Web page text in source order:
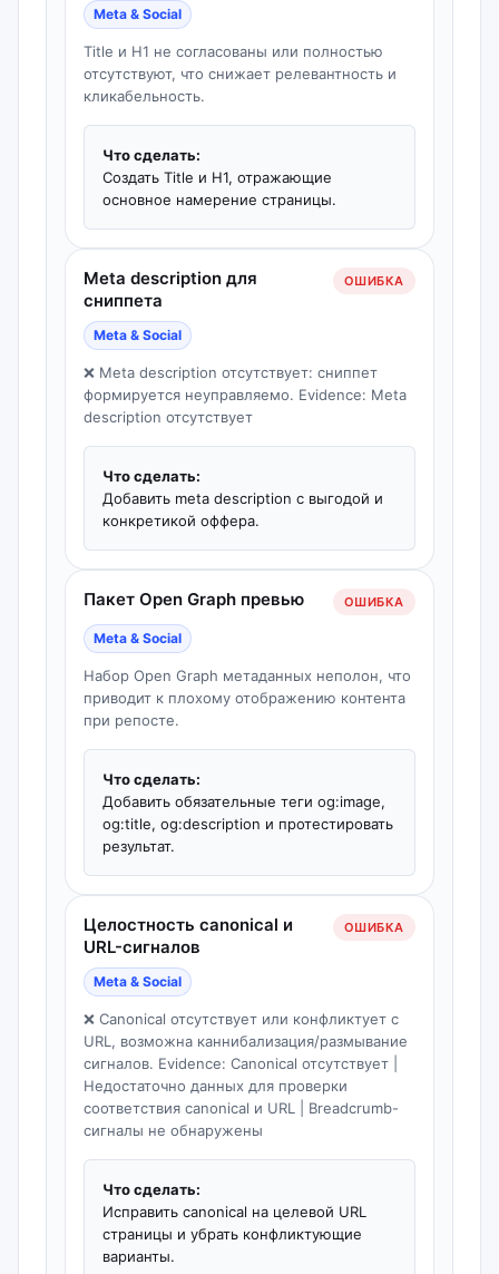
Meta & Social
Title и H1 не согласованы или полностью
отсутствуют, что снижает релевантность и
кликабельность.
Что сделать:
Создать Title и H1, отражающие
основное намерение страницы.
Meta description для
сниппета
ОШИБКА
Meta & Social
❌ Meta description отсутствует: сниппет
формируется неуправляемо. Evidence: Meta
description отсутствует
Что сделать:
Добавить meta description с выгодой и
конкретикой оффера.
Пакет Open Graph превью ОШИБКА
Meta & Social
Набор Open Graph метаданных неполон, что
приводит к плохому отображению контента
при репосте.
Что сделать:
Добавить обязательные теги og:image,
og:title, og:description и протестировать
результат.
Целостность canonical и
URL-сигналов
ОШИБКА
Meta & Social
❌ Canonical отсутствует или конфликтует с
URL, возможна каннибализация/размывание
сигналов. Evidence: Canonical отсутствует |
Недостаточно данных для проверки
соответствия canonical и URL | Breadcrumb-
сигналы не обнаружены
Что сделать:
Исправить canonical на целевой URL
страницы и убрать конфликтующие
варианты.